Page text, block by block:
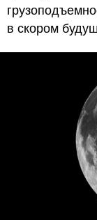
в скором